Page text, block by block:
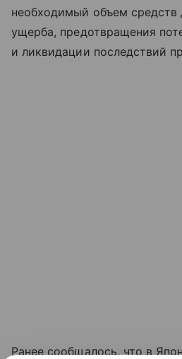
необходимый объем
ущерба, предотвращения
и ликвидации последствий
Ранее сообщалось, что в